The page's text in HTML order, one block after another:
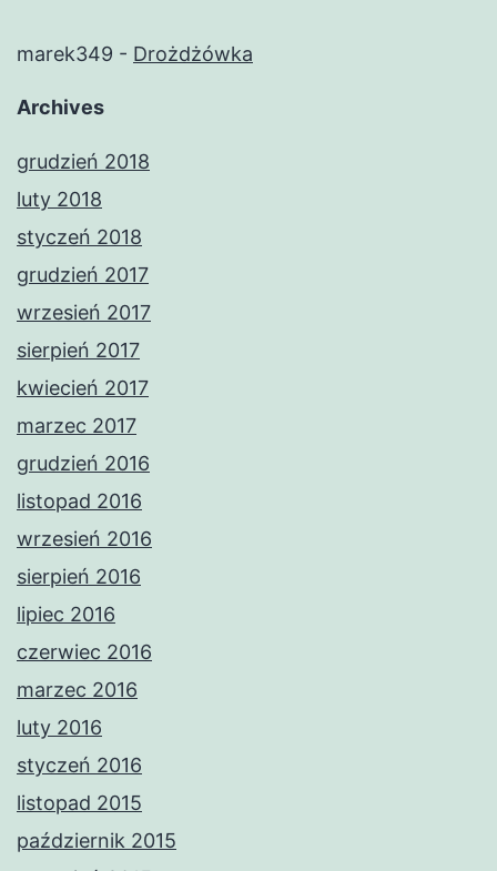
marek349 - Drożdżówka
Archives
grudzień 2018
luty 2018
styczeń 2018
grudzień 2017
wrzesień 2017
sierpień 2017
kwiecień 2017
marzec 2017
grudzień 2016
listopad 2016
wrzesień 2016
sierpień 2016
lipiec 2016
czerwiec 2016
marzec 2016
luty 2016
styczeń 2016
listopad 2015
październik 2015